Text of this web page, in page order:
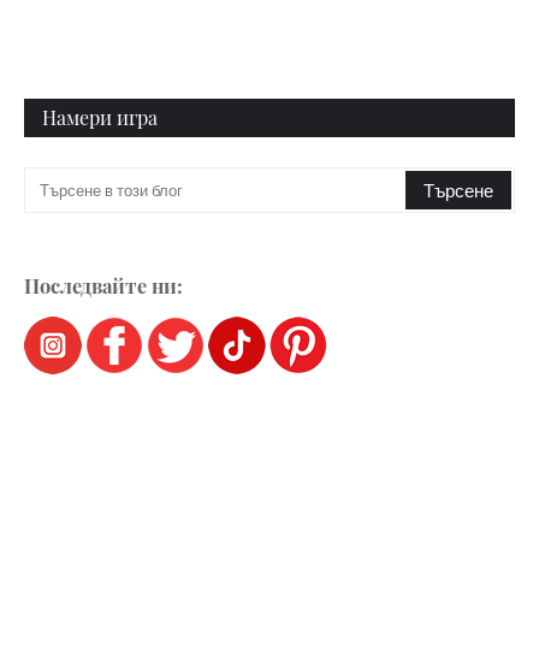
Намери игра
Последвайте ни: